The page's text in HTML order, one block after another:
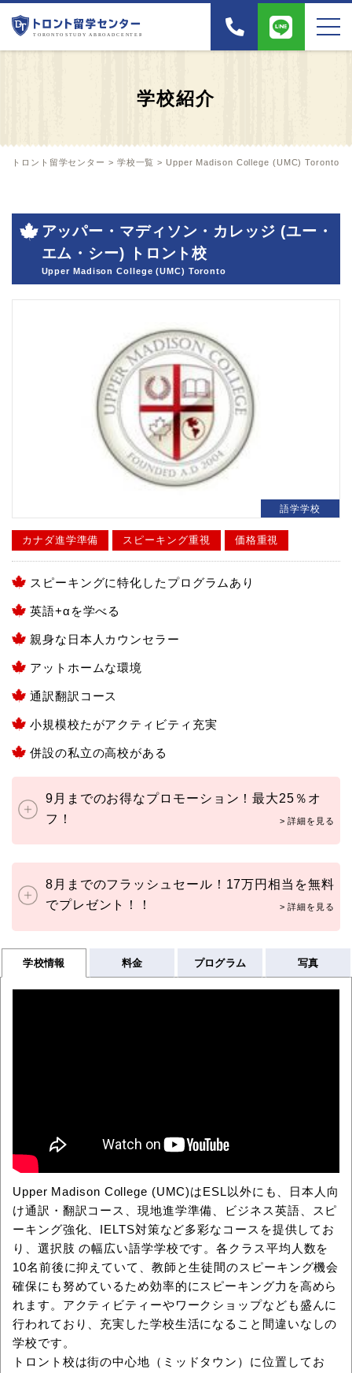
学校紹介
トロント留学センター > 学校一覧 >Upper Madison College (UMC) Toronto
アッパー・マディソン・カレッジ (ユー・
エム・シー) トロント校
Upper Madison College (UMC) Toronto
語学学校
カナダ進学準備 スピーキング重視 価格重視
スピーキングに特化したプログラムあり
英語+αを学べる
親身な日本人カウンセラー
アットホームな環境
通訳翻訳コース
小規模校たがアクティビティ充実
併設の私立の高校がある
9月までのお得なプロモーション！最大25％オ
フ！
8月までのフラッシュセール！17万円相当を無料
でプレゼント！！
学校情報 料金 プログラム 写真
Upper Madison College (UMC)はESL以外にも、日本人向
け通訳・翻訳コース、現地進学準備、ビジネス英語、スピ
ーキング強化、IELTS対策など多彩なコースを提供してお
り、選択肢 の幅広い語学学校です。各クラス平均人数を
10名前後に抑えていて、教師と生徒間のスピーキング機会
確保にも努めているため効率的にスピーキング力を高めら
れます。アクティビティーやワークショップなども盛んに
行われており、充実した学校生活になること間違いなしの
学校です。
トロント校は街の中心地（ミッドタウン）に位置してお